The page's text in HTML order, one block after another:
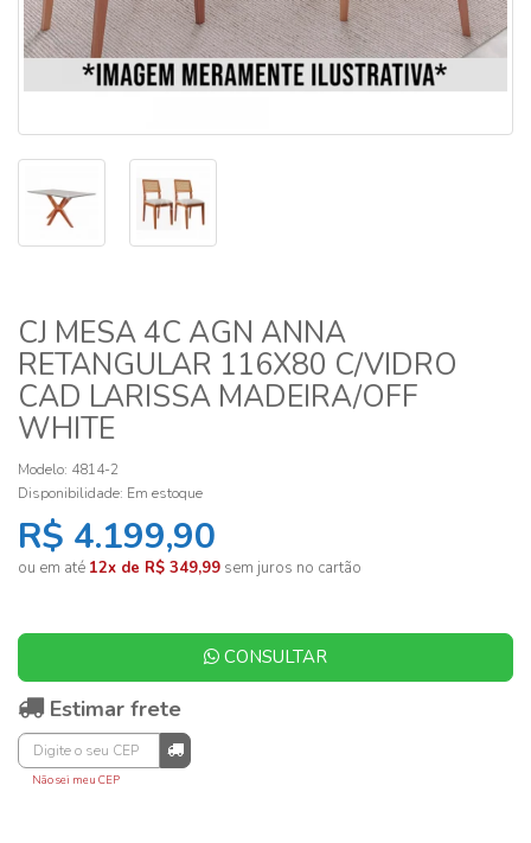
CJ MESA 4C AGN ANNA
RETANGULAR 116X80 C/VIDRO
CAD LARISSA MADEIRA/OFF
WHITE
Modelo: 4814-2
Disponibilidade: Em estoque
R$ 4.199,90
ou em até 12x de R$ 349,99 sem juros no cartão
CONSULTAR
Estimar frete
Não sei meu CEP